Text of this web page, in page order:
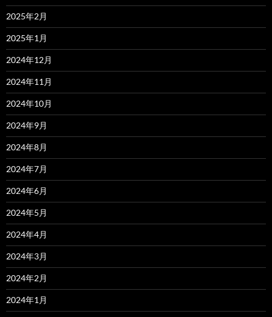
2025年2月
2025年1月
2024年12月
2024年11月
2024年10月
2024年9月
2024年8月
2024年7月
2024年6月
2024年5月
2024年4月
2024年3月
2024年2月
2024年1月